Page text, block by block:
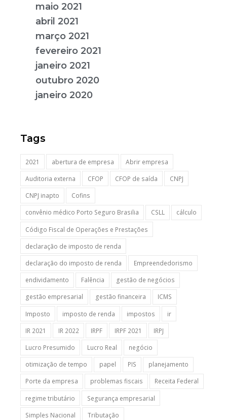
maio 2021
abril 2021
março 2021
fevereiro 2021
janeiro 2021
outubro 2020
janeiro 2020
Tags
2021 abertura de empresa
Abrir empresa
Auditoria externa
CFOP CFOP de saída
CNPJ
CNPJ inapto
Cofins
convênio médico Porto Seguro Brasilia
CSLL
cálculo
Código Fiscal de Operações e Prestações
declaração de imposto de renda
declaração do imposto de renda
Empreendedorismo
endividamento
Falência
gestão de negócios
gestão empresarial
gestão financeira
ICMS
Imposto
imposto de renda impostos
ir
IR 2021
IR 2022 IRPF IRPF 2021
IRPJ
Lucro Presumido
Lucro Real
negócio
otimização de tempo
papel PIS
planejamento
Porte da empresa
problemas fiscais
Receita Federal
regime tributário
Segurança empresarial
Simples Nacional
Tributação